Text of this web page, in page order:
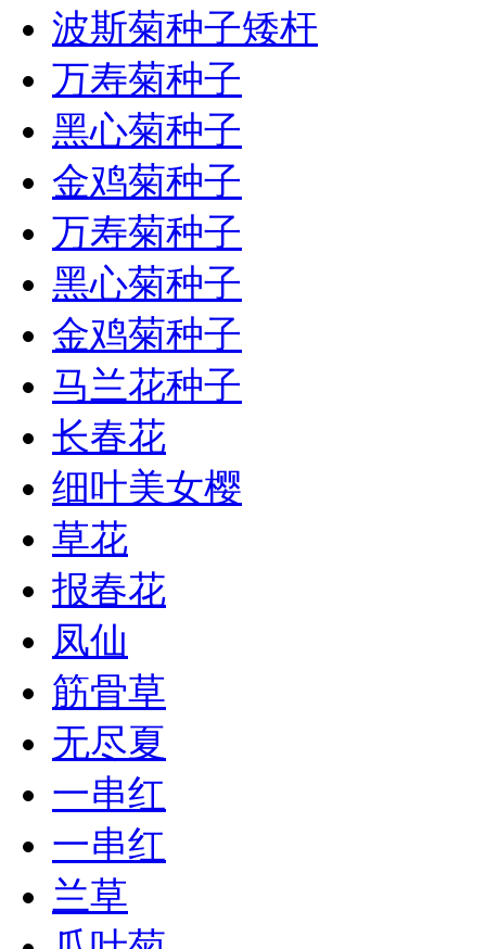
波斯菊种子矮杆
万寿菊种子
黑心菊种子
金鸡菊种子
万寿菊种子
黑心菊种子
金鸡菊种子
马兰花种子
长春花
细叶美女樱
草花
报春花
凤仙
筋骨草
无尽夏
一串红
一串红
兰草